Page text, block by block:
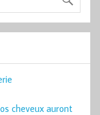
cheveux auront